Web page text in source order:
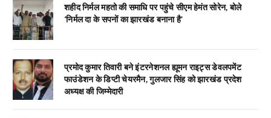
शहीद निर्मल महतो की समाधि पर पहुंचे सीएम हेमंत सोरेन, बोले
‘निर्मल दा के सपनों का झारखंड बनाना है’
प्रमोद कुमार तिवारी बने इंटरनेशनल ह्यूमन राइट्स डेवलपमेंट
फाउंडेशन के डिप्टी चेयरमैन, गुलजार सिंह को झारखंड प्रदेश
अध्यक्ष की जिम्मेदारी